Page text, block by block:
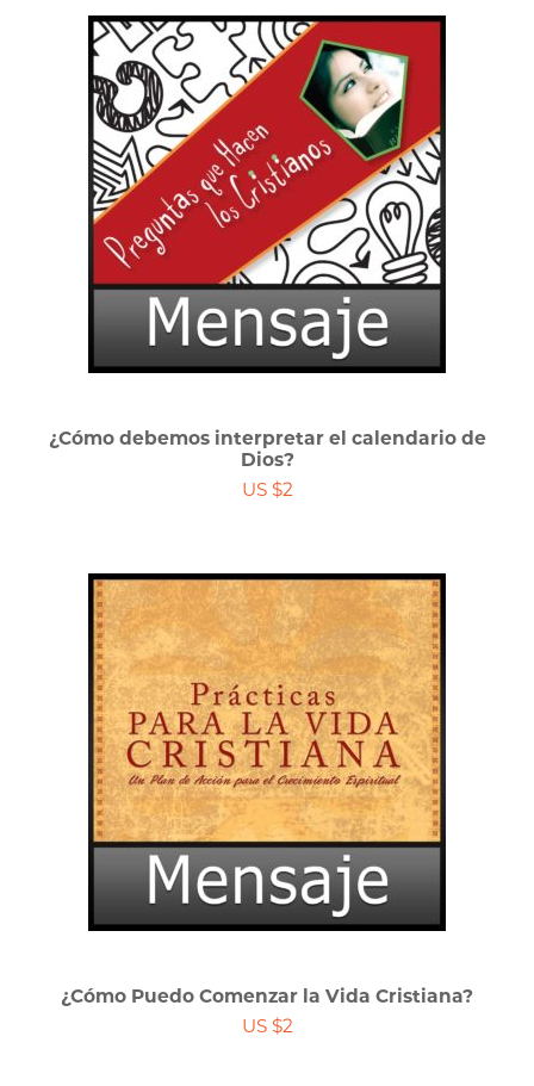
¿Cómo debemos interpretar el calendario de
Dios?
US $2
¿Cómo Puedo Comenzar la Vida Cristiana?
US $2